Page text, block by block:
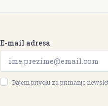
E-mail adresa
Dajem privolu za primanje